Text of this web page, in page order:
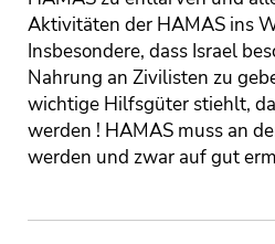
Aktivitäten der HAMAS ins
Insbesondere, dass Israel
Nahrung an Zivilisten zu
wichtige Hilfsgüter stiehlt,
werden ! HAMAS muss an
werden und zwar auf gut